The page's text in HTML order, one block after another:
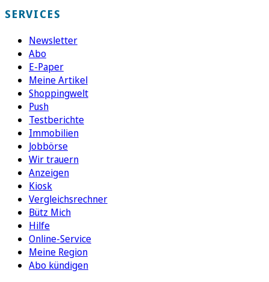
SERVICES
Newsletter
Abo
E-Paper
Meine Artikel
Shoppingwelt
Push
Testberichte
Immobilien
Jobbörse
Wir trauern
Anzeigen
Kiosk
Vergleichsrechner
Bütz Mich
Hilfe
Online-Service
Meine Region
Abo kündigen